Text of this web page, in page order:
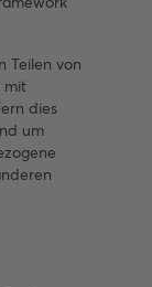
Teilen von
mit
dies
um